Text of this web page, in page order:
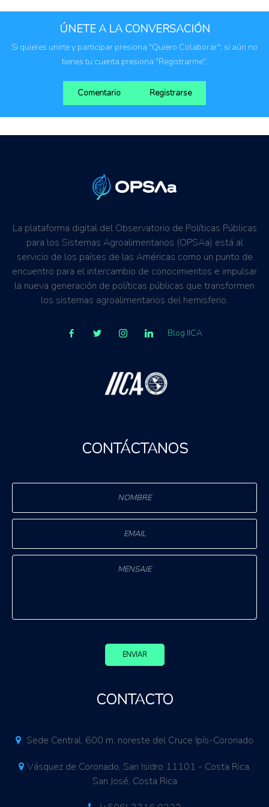
Paraguay
Uruguay
ÚNETE A LA CONVERSACIÓN
Si quieres unirte y participar presiona "Quiero Colaborar"; si aún no
tienes tu cuenta presiona "Registrarme".
Comentario Registrarse
La plataforma digital del Observatorio de Políticas Públicas
para los Sistemas Agroalimentarios (OPSAa) está al
servicio de los países de las Américas como un punto de
encuentro para el intercambio de conocimientos e impulsar
la nueva generación de políticas públicas que transformen
los sistemas agroalimentarios del hemisferio.
Blog IICA
CONTÁCTANOS
ENVIAR
CONTACTO
Sede Central. 600 m. noreste del Cruce Ipís-Coronado
Vásquez de Coronado, San Isidro 11101 - Costa Rica.
San José, Costa Rica